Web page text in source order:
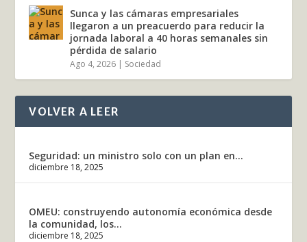
Sunca y las cámaras empresariales
llegaron a un preacuerdo para reducir la
jornada laboral a 40 horas semanales sin
pérdida de salario
Ago 4, 2026 | Sociedad
VOLVER A LEER
Seguridad: un ministro solo con un plan en...
diciembre 18, 2025
OMEU: construyendo autonomía económica desde
la comunidad, los...
diciembre 18, 2025